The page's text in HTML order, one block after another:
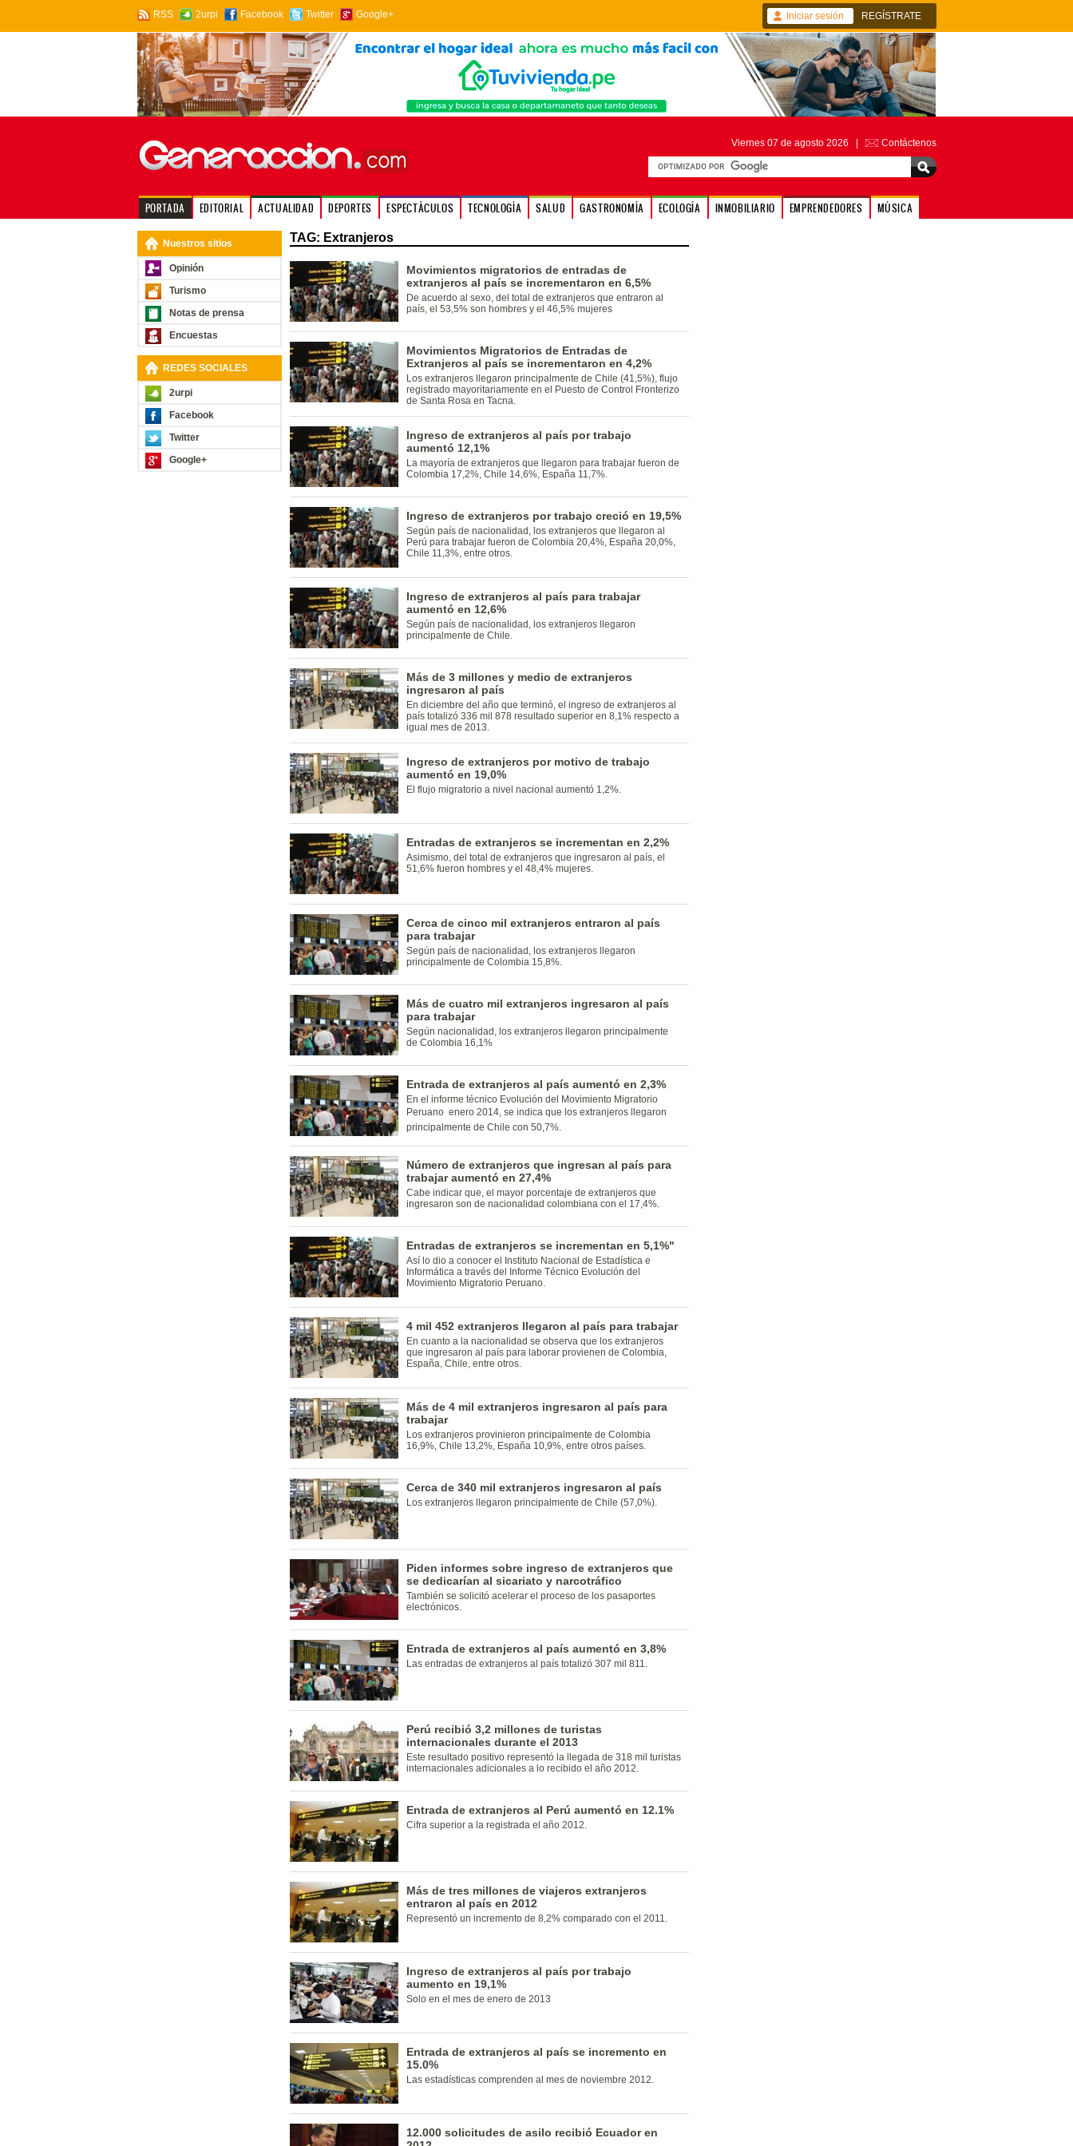
RSS 2urpi Facebook Twitter Google+ Iniciar sesión REGÍSTRATE
Viernes 07 de agosto 2026 | Contáctenos
PORTADA EDITORIAL ACTUALIDAD DEPORTES ESPECTÁCULOS TECNOLOGÍA SALUD GASTRONOMÍA ECOLOGÍA INMOBILIARIO EMPRENDEDORES MÚSICA
Nuestros sitios
Opinión
Turismo
Notas de prensa
Encuestas
REDES SOCIALES
2urpi
Facebook
Twitter
Google+
TAG: Extranjeros
Movimientos migratorios de entradas de
extranjeros al país se incrementaron en 6,5%
De acuerdo al sexo, del total de extranjeros que entraron al
país, el 53,5% son hombres y el 46,5% mujeres
Movimientos Migratorios de Entradas de
Extranjeros al país se incrementaron en 4,2%
Los extranjeros llegaron principalmente de Chile (41,5%), flujo
registrado mayoritariamente en el Puesto de Control Fronterizo
de Santa Rosa en Tacna.
Ingreso de extranjeros al país por trabajo
aumentó 12,1%
La mayoría de extranjeros que llegaron para trabajar fueron de
Colombia 17,2%, Chile 14,6%, España 11,7%.
Ingreso de extranjeros por trabajo creció en 19,5%
Según país de nacionalidad, los extranjeros que llegaron al
Perú para trabajar fueron de Colombia 20,4%, España 20,0%,
Chile 11,3%, entre otros.
Ingreso de extranjeros al país para trabajar
aumentó en 12,6%
Según país de nacionalidad, los extranjeros llegaron
principalmente de Chile.
Más de 3 millones y medio de extranjeros
ingresaron al país
En diciembre del año que terminó, el ingreso de extranjeros al
país totalizó 336 mil 878 resultado superior en 8,1% respecto a
igual mes de 2013.
Ingreso de extranjeros por motivo de trabajo
aumentó en 19,0%
El flujo migratorio a nivel nacional aumentó 1,2%.
Entradas de extranjeros se incrementan en 2,2%
Asimismo, del total de extranjeros que ingresaron al país, el
51,6% fueron hombres y el 48,4% mujeres.
Cerca de cinco mil extranjeros entraron al país
para trabajar
Según país de nacionalidad, los extranjeros llegaron
principalmente de Colombia 15,8%.
Más de cuatro mil extranjeros ingresaron al país
para trabajar
Según nacionalidad, los extranjeros llegaron principalmente
de Colombia 16,1%
Entrada de extranjeros al país aumentó en 2,3%
En el informe técnico Evolución del Movimiento Migratorio
Peruano  enero 2014, se indica que los extranjeros llegaron
principalmente de Chile con 50,7%.
Número de extranjeros que ingresan al país para
trabajar aumentó en 27,4%
Cabe indicar que, el mayor porcentaje de extranjeros que
ingresaron son de nacionalidad colombiana con el 17,4%.
Entradas de extranjeros se incrementan en 5,1%"
Así lo dio a conocer el Instituto Nacional de Estadística e
Informática a través del Informe Técnico Evolución del
Movimiento Migratorio Peruano.
4 mil 452 extranjeros llegaron al país para trabajar
En cuanto a la nacionalidad se observa que los extranjeros
que ingresaron al país para laborar provienen de Colombia,
España, Chile, entre otros.
Más de 4 mil extranjeros ingresaron al país para
trabajar
Los extranjeros provinieron principalmente de Colombia
16,9%, Chile 13,2%, España 10,9%, entre otros países.
Cerca de 340 mil extranjeros ingresaron al país
Los extranjeros llegaron principalmente de Chile (57,0%).
Piden informes sobre ingreso de extranjeros que
se dedicarían al sicariato y narcotráfico
También se solicitó acelerar el proceso de los pasaportes
electrónicos.
Entrada de extranjeros al país aumentó en 3,8%
Las entradas de extranjeros al país totalizó 307 mil 811.
Perú recibió 3,2 millones de turistas
internacionales durante el 2013
Este resultado positivo representó la llegada de 318 mil turistas
internacionales adicionales a lo recibido el año 2012.
Entrada de extranjeros al Perú aumentó en 12.1%
Cifra superior a la registrada el año 2012.
Más de tres millones de viajeros extranjeros
entraron al país en 2012
Representó un incremento de 8,2% comparado con el 2011.
Ingreso de extranjeros al país por trabajo
aumento en 19,1%
Solo en el mes de enero de 2013
Entrada de extranjeros al país se incremento en
15.0%
Las estadísticas comprenden al mes de noviembre 2012.
12.000 solicitudes de asilo recibió Ecuador en